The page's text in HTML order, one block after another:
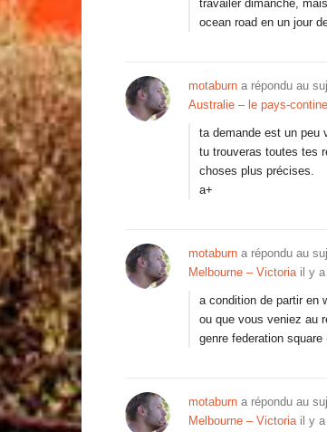
travailer dimanche,
ocean road en un jour
motaburn a répondu au
Australie – le pays-
ta demande est un peu
tu trouveras toutes tes
choses plus précises.
a+
motaburn a répondu au
Melbourne – Victoria il y
a condition de partir en
ou que vous veniez au
genre federation
motaburn a répondu au
Melbourne – Victoria il y